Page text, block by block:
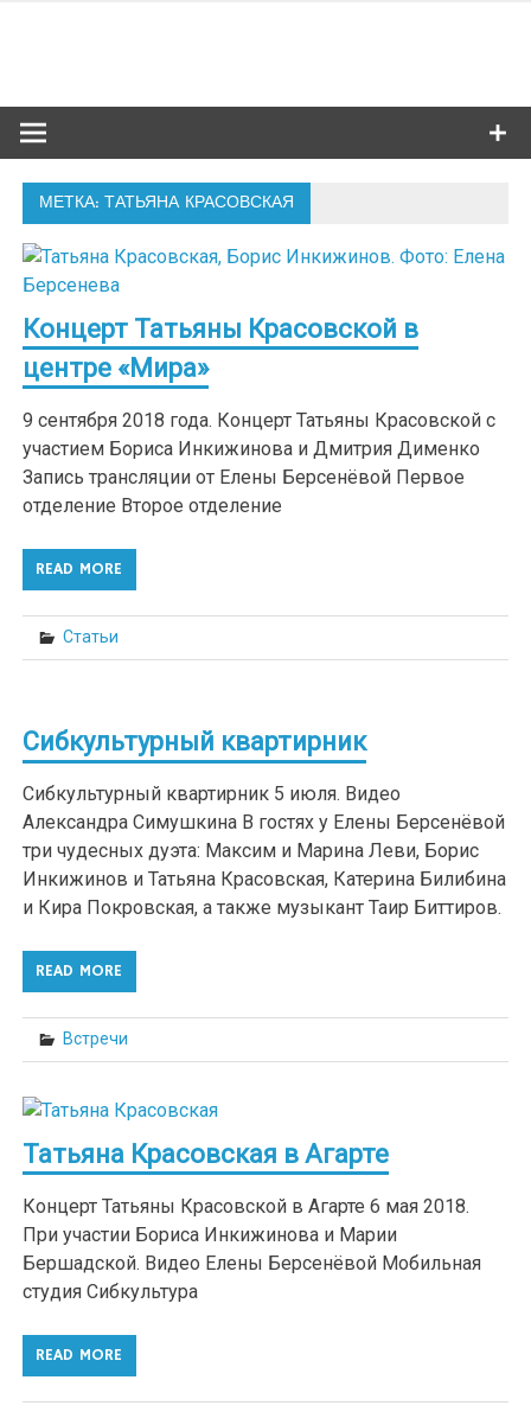
МЕТКА: ТАТЬЯНА КРАСОВСКАЯ
Концерт Татьяны Красовской в
центре «Мира»
9 сентября 2018 года. Концерт Татьяны Красовской с
участием Бориса Инкижинова и Дмитрия Дименко
Запись трансляции от Елены Берсенёвой Первое
отделение Второе отделение
READ MORE
Статьи
Сибкультурный квартирник
Сибкультурный квартирник 5 июля. Видео
Александра Симушкина В гостях у Елены Берсенёвой
три чудесных дуэта: Максим и Марина Леви, Борис
Инкижинов и Татьяна Красовская, Катерина Билибина
и Кира Покровская, а также музыкант Таир Биттиров.
READ MORE
Встречи
Татьяна Красовская в Агарте
Концерт Татьяны Красовской в Агарте 6 мая 2018.
При участии Бориса Инкижинова и Марии
Бершадской. Видео Елены Берсенёвой Мобильная
студия Сибкультура
READ MORE